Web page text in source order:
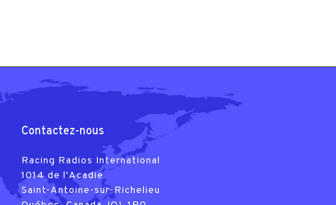
Contactez-nous
Racing Radios International
1014 de l'Acadie
Saint-Antoine-sur-Richelieu